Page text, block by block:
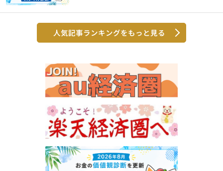
人気記事ランキングをもっと見る